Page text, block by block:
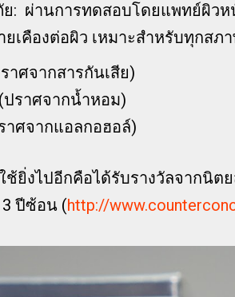
: ผ่านการทดสอบโดยแพทย์ผิวห
เคืองต่อผิว เหมาะสำหรับทุกสภ
าศจากสารกันเสีย)
ปราศจากน้ำหอม)
าศจากแอลกอฮอล์)
ยิ่งไปอีกคือได้รับรางวัลจากนิต
3 ปีซ้อน (http://